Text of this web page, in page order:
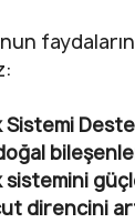
Sistemi
sistemini
direncini